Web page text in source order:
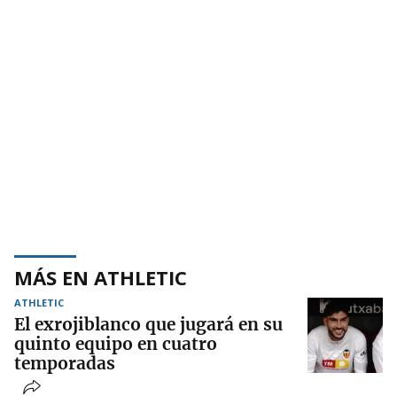
MÁS EN ATHLETIC
ATHLETIC
El exrojiblanco que jugará en su
quinto equipo en cuatro
temporadas